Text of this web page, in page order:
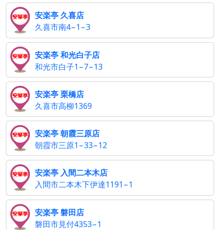
安楽亭 久喜店
久喜市南4−1−3
安楽亭 和光白子店
和光市白子1−7−13
安楽亭 栗橋店
久喜市高柳1369
安楽亭 朝霞三原店
朝霞市三原1−33−12
安楽亭 入間二本木店
入間市二本木下伊達1191−1
安楽亭 磐田店
磐田市見付4353−1